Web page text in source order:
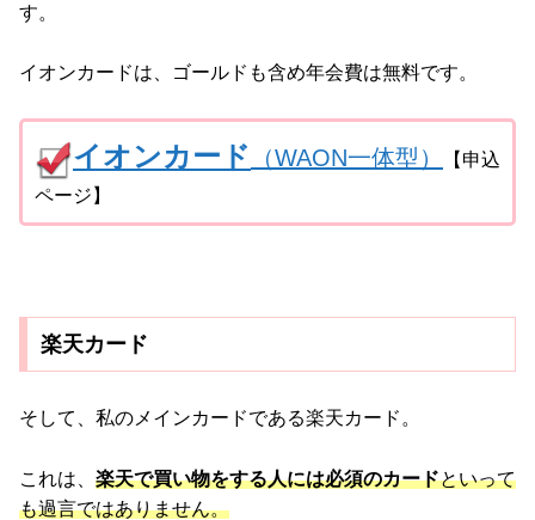
す。
イオンカードは、ゴールドも含め年会費は無料です。
イオンカード （WAON一体型）
【申込
ページ】
楽天カード
そして、私のメインカードである楽天カード。
これは、 楽天で買い物をする人には必須のカードといって
も過言ではありません。